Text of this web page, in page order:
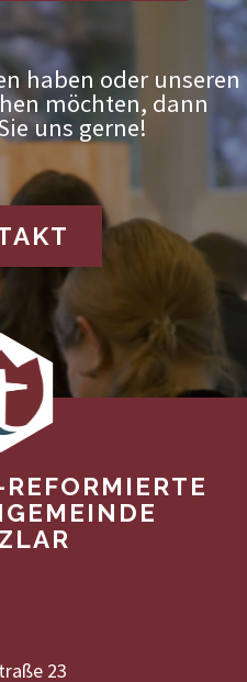
haben oder unseren
möchten, dann
uns gerne!
23